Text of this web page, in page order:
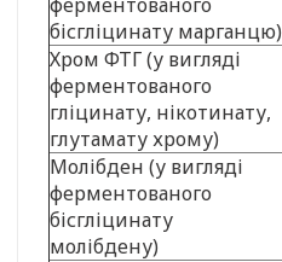
бісгліцинату марганцю)
Хром ФТГ (у вигляді
ферментованого
гліцинату, нікотинату,
глутамату хрому)
Молібден (у вигляді
ферментованого
бісгліцинату
молібдену)